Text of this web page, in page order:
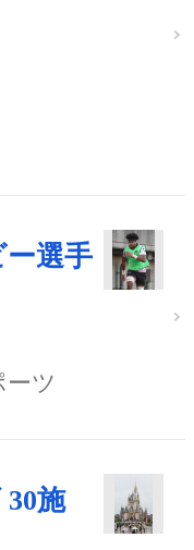
選手
ーツ
施